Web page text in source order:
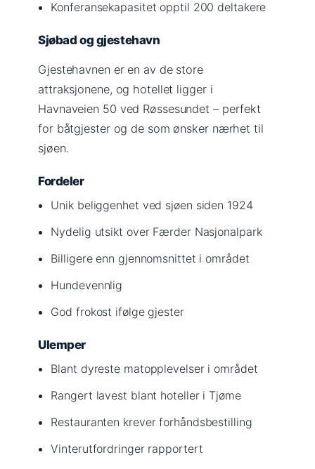
Konferansekapasitet opptil 200 deltakere
Sjøbad og gjestehavn
Gjestehavnen er en av de store
attraksjonene, og hotellet ligger i
Havnaveien 50 ved Røssesundet – perfekt
for båtgjester og de som ønsker nærhet til
sjøen.
Fordeler
Unik beliggenhet ved sjøen siden 1924
Nydelig utsikt over Færder Nasjonalpark
Billigere enn gjennomsnittet i området
Hundevennlig
God frokost ifølge gjester
Ulemper
Blant dyreste matopplevelser i området
Rangert lavest blant hoteller i Tjøme
Restauranten krever forhåndsbestilling
Vinterutfordringer rapportert